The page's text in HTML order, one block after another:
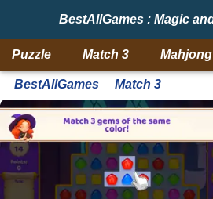
Puzzle Match 3 Mahjong
BestAllGames Match 3